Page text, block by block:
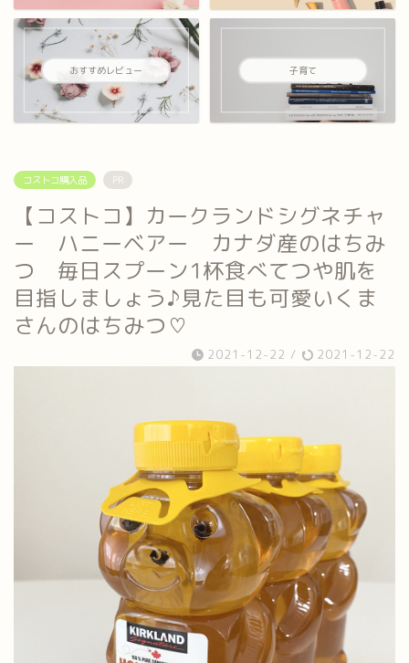
おすすめレビュー 子育て
コストコ購入品 PR
【コストコ】カークランドシグネチャ
ー ハニーベアー カナダ産のはちみ
つ 毎日スプーン1杯食べてつや肌を
目指しましょう♪見た目も可愛いくま
さんのはちみつ♡
2021-12-22 / 2021-12-22